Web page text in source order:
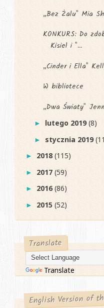
„Bez Żalu" Mia
KONKURS: Do
Kisiel i "...
„Cinder i Ella"
W bibliotece
„Dwa Światy"
► lutego 2019(8)
► stycznia 2019
► 2018(115)
► 2017(59)
► 2016(86)
► 2015(52)
Translate
Translate
English Version of